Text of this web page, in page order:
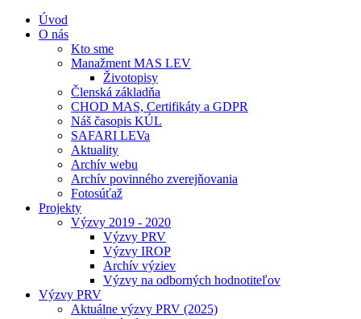
Úvod
O nás
Kto sme
Manažment MAS LEV
Životopisy
Členská základňa
CHOD MAS, Certifikáty a GDPR
Náš časopis KÚL
SAFARI LEVa
Aktuality
Archív webu
Archív povinného zverejňovania
Fotosúťaž
Projekty
Výzvy 2019 - 2020
Výzvy PRV
Výzvy IROP
Archív výziev
Výzvy na odborných hodnotiteľov
Výzvy PRV
Aktuálne výzvy PRV (2025)